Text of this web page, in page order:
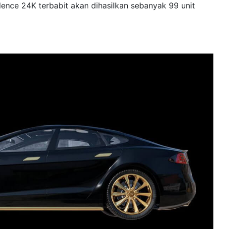
24K terbabit akan dihasilkan sebanyak 99 unit